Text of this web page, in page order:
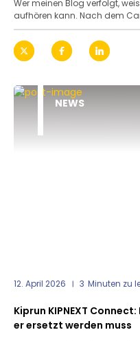
Wer meinen Blog verfolgt,
aufhören kann. Nach dem
NEWS
12. April 2026 3 Minuten zu
Kiprun KIPNEXT
er ersetzt werden muss